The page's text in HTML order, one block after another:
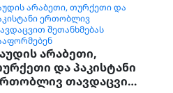
ᲐᲠᲐᲑᲔᲗᲘ, ᲗᲣᲠᲥᲔᲗᲘ ᲓᲐ
ᲔᲠᲗᲝᲑᲚᲘᲕ
ᲨᲔᲗᲐᲜᲮᲛᲔᲑᲐᲡ
არაბეთი,
და პაკისტანი
თავდაცვით